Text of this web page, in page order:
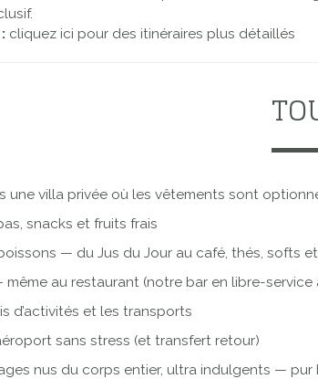
cliquez ici pour des itinéraires plus détaillés
une villa privée où les vêtements sont
snacks et fruits frais
— du Jus du Jour au café, thés, softs
au restaurant (notre bar en libre-
d’activités et les transports
sans stress (et transfert retour)
nus du corps entier, ultra indulgents —